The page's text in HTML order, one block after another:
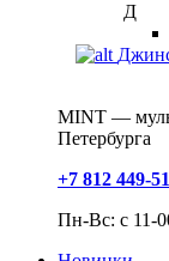
Д
MINT —
Петербурга
+7 812 449-
Пн-Вс: с 11-